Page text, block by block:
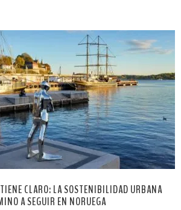
CLARO: LA SOSTENIBILIDAD URBANA
A SEGUIR EN NORUEGA